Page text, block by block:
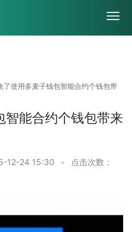
了使用多麦子钱包智能合约个钱包带
智能合约个钱包带来
12-24 15:30 •
点击次数：